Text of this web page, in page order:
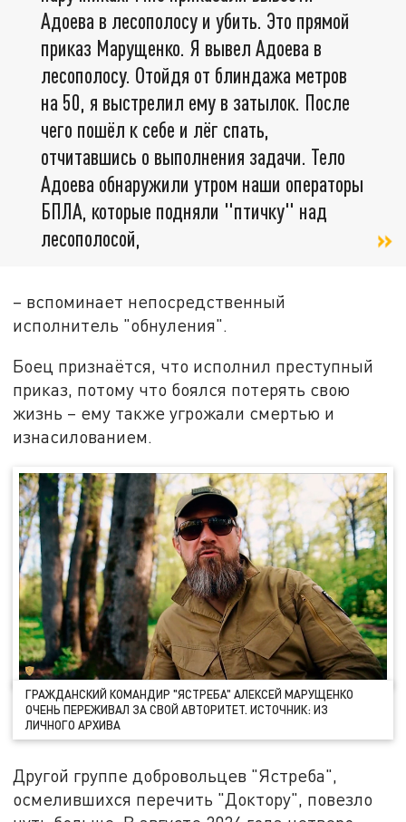
Адоева в лесополосу и убить. Это прямой
приказ Марущенко. Я вывел Адоева в
лесополосу. Отойдя от блиндажа метров
на 50, я выстрелил ему в затылок. После
чего пошёл к себе и лёг спать,
отчитавшись о выполнения задачи. Тело
Адоева обнаружили утром наши операторы
БПЛА, которые подняли "птичку" над
лесополосой,
– вспоминает непосредственный
исполнитель "обнуления".
Боец признаётся, что исполнил преступный
приказ, потому что боялся потерять свою
жизнь – ему также угрожали смертью и
изнасилованием.
ГРАЖДАНСКИЙ КОМАНДИР "ЯСТРЕБА" АЛЕКСЕЙ МАРУЩЕНКО
ОЧЕНЬ ПЕРЕЖИВАЛ ЗА СВОЙ АВТОРИТЕТ. ИСТОЧНИК: ИЗ
ЛИЧНОГО АРХИВА
Другой группе добровольцев "Ястреба",
осмелившихся перечить "Доктору", повезло